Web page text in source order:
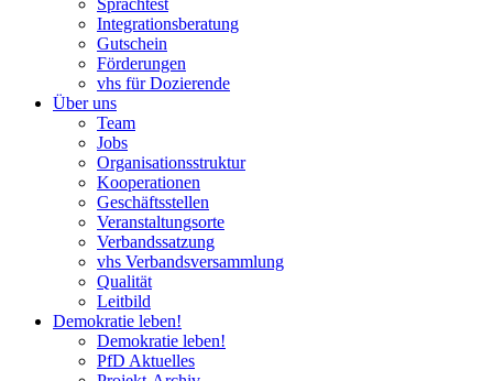
Sprachtest
Integrationsberatung
Gutschein
Förderungen
vhs für Dozierende
Über uns
Team
Jobs
Organisationsstruktur
Kooperationen
Geschäftsstellen
Veranstaltungsorte
Verbandssatzung
vhs Verbandsversammlung
Qualität
Leitbild
Demokratie leben!
Demokratie leben!
PfD Aktuelles